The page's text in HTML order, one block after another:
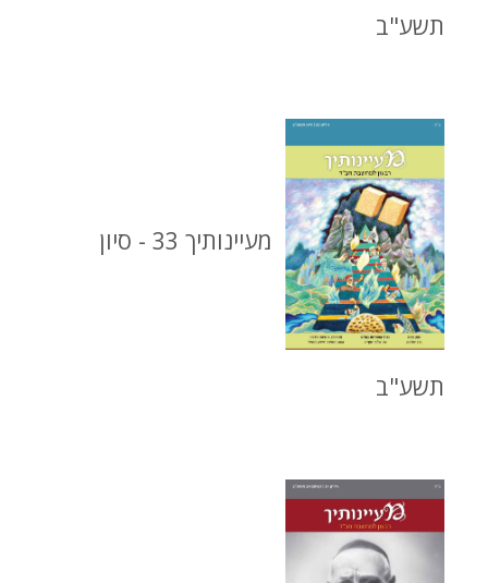
תשע"ב
מעיינותיך 33 - סיון
תשע"ב